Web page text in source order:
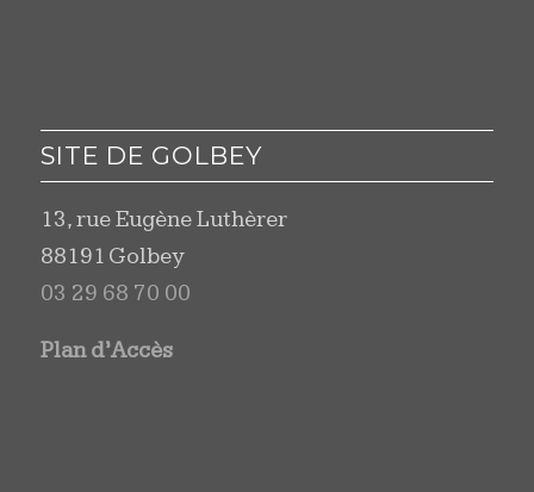
SITE DE GOLBEY
13, rue Eugène Luthèrer
88191 Golbey
03 29 68 70 00
Plan d’Accès